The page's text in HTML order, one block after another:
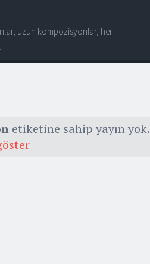
uzun kompozisyonlar, her
etiketine sahip yayın yok.